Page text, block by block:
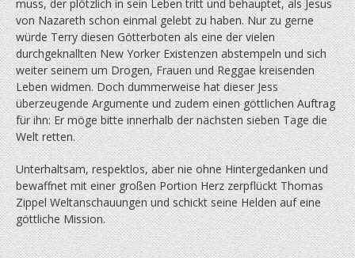
muss, der plötzlich in sein Leben tritt und behauptet, als Jesus
von Nazareth schon einmal gelebt zu haben. Nur zu gerne
würde Terry diesen Götterboten als eine der vielen
durchgeknallten New Yorker Existenzen abstempeln und sich
weiter seinem um Drogen, Frauen und Reggae kreisenden
Leben widmen. Doch dummerweise hat dieser Jess
überzeugende Argumente und zudem einen göttlichen Auftrag
für ihn: Er möge bitte innerhalb der nächsten sieben Tage die
Welt retten.
Unterhaltsam, respektlos, aber nie ohne Hintergedanken und
bewaffnet mit einer großen Portion Herz zerpflückt Thomas
Zippel Weltanschauungen und schickt seine Helden auf eine
göttliche Mission.